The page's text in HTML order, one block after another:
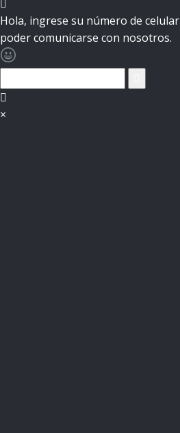
Hola, ingrese su número de
poder comunicarse con nosotros.
×